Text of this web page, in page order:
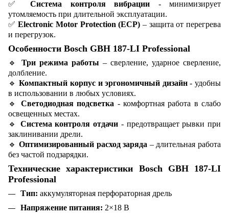
✅ Система контроля вибрации - минимизирует
утомляемость при длительной эксплуатации.
✅Electronic Motor Protection (ECP) – защита от перегрева
и перегрузок.
Особенности Bosch GBH 187-LI Professional
🔹 Три режима работы – сверление, ударное сверление,
долбление.
🔹Компактный корпус и эргономичный дизайн- удобны
в использовании в любых условиях.
🔹 Светодиодная подсветка - комфортная работа в слабо
освещенных местах.
🔹 Система контроля отдачи - предотвращает рывки при
заклинивании дрели.
🔹Оптимизированный расход заряда – длительная работа
без частой подзарядки.
Технические характеристики Bosch GBH 187-LI
Professional
Тип: аккумуляторная перфораторная дрель
Напряжение питания: 2×18 В